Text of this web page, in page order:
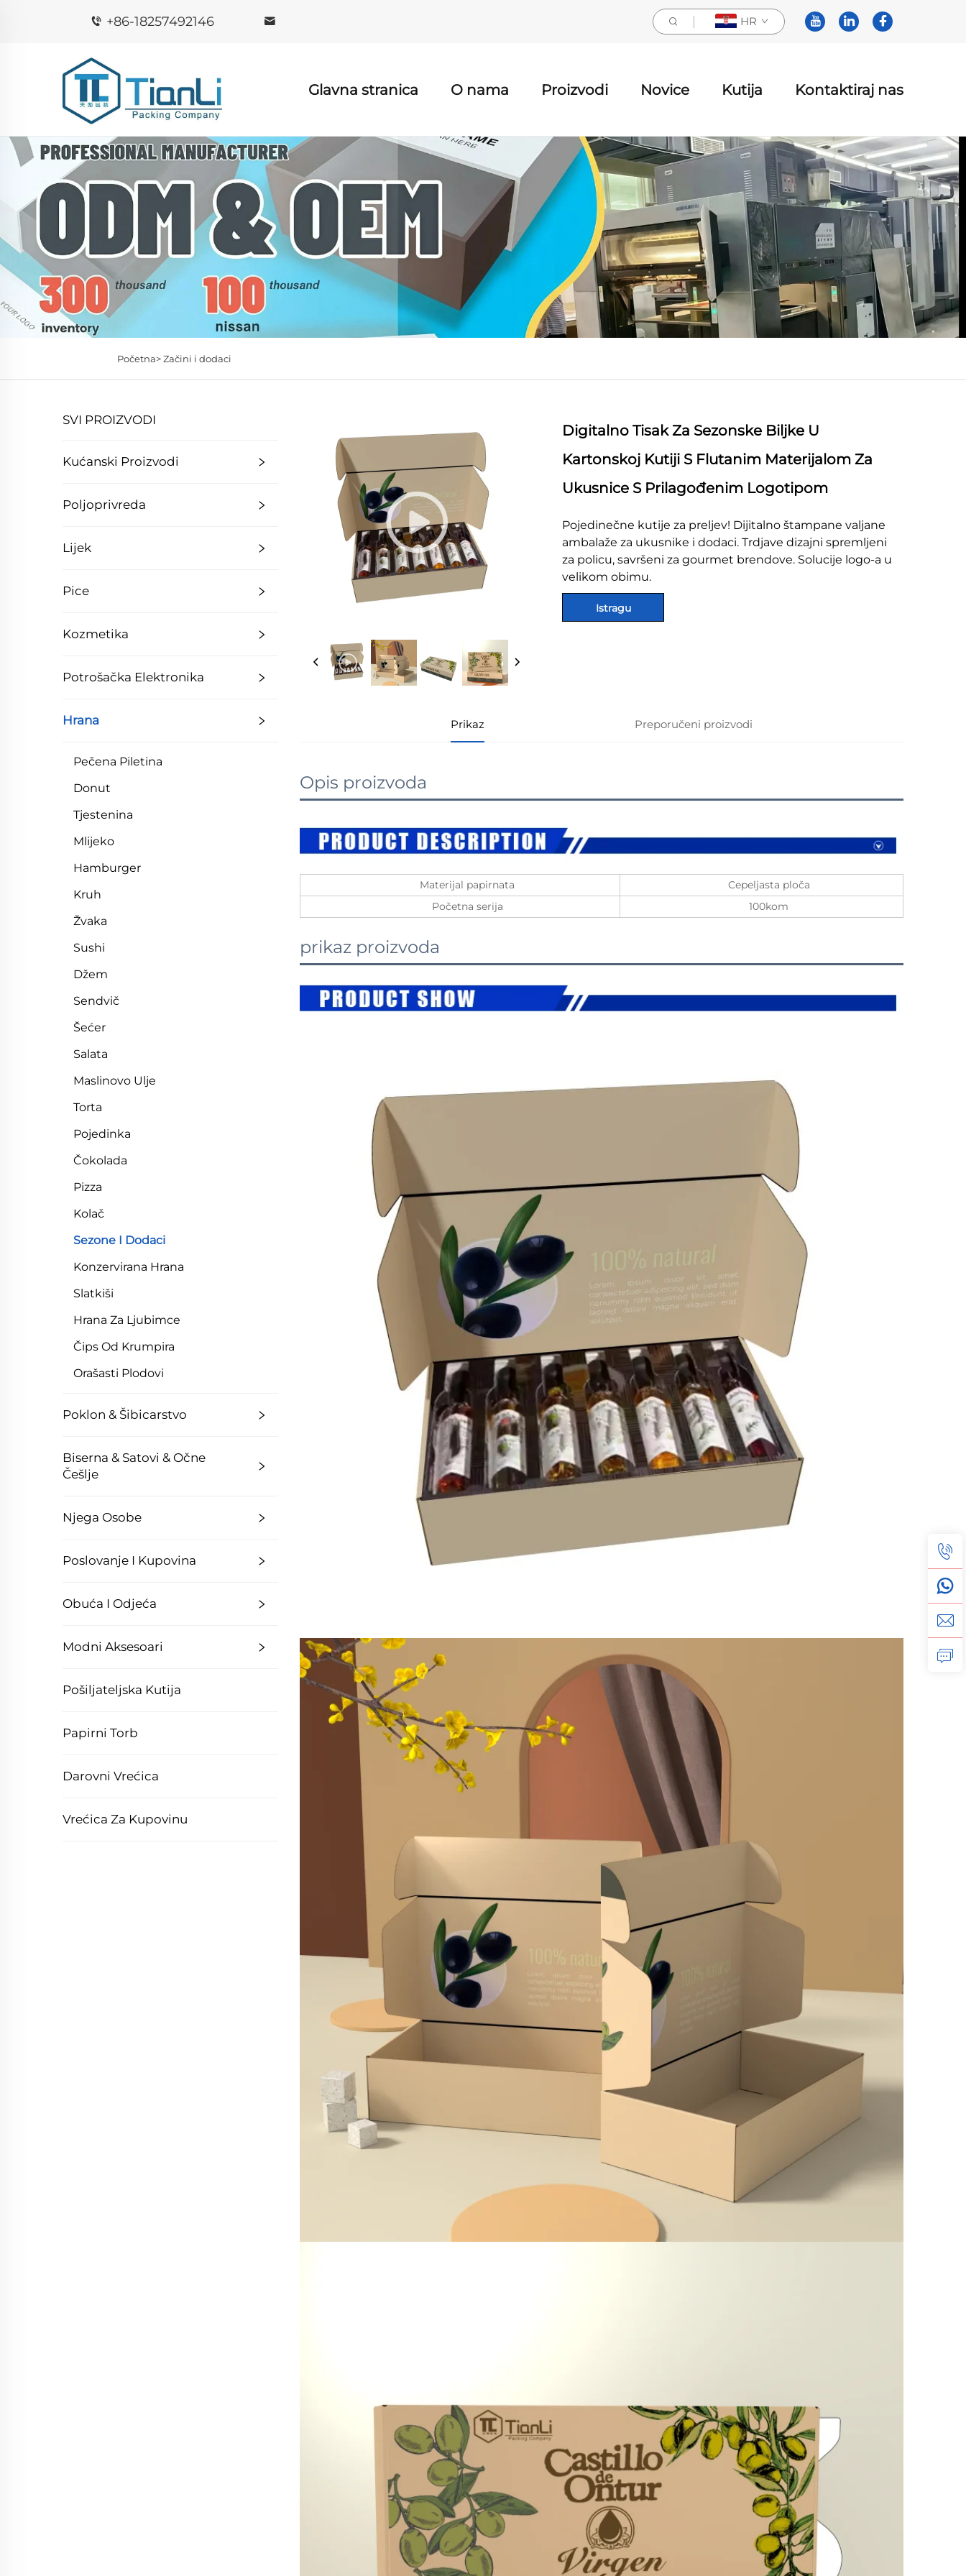
+86-18257492146 HR
Glavna stranica O nama Proizvodi Novice Kutija Kontaktiraj nas
Početna>Začini i dodaci
SVI PROIZVODI
Kućanski Proizvodi
Poljoprivreda
Lijek
Pice
Kozmetika
Potrošačka Elektronika
Hrana
Pečena Piletina
Donut
Tjestenina
Mlijeko
Hamburger
Kruh
Žvaka
Sushi
Džem
Sendvič
Šećer
Salata
Maslinovo Ulje
Torta
Pojedinka
Čokolada
Pizza
Kolač
Sezone I Dodaci
Konzervirana Hrana
Slatkiši
Hrana Za Ljubimce
Čips Od Krumpira
Orašasti Plodovi
Poklon & Šibicarstvo
Biserna & Satovi & Očne
Češlje
Njega Osobe
Poslovanje I Kupovina
Obuća I Odjeća
Modni Aksesoari
Pošiljateljska Kutija
Papirni Torb
Darovni Vrećica
Vrećica Za Kupovinu
Digitalno Tisak Za Sezonske Biljke U
Kartonskoj Kutiji S Flutanim Materijalom Za
Ukusnice S Prilagođenim Logotipom
Pojedinečne kutije za preljev! Dijitalno štampane valjane
ambalaže za ukusnike i dodaci. Trdjave dizajni spremljeni
za policu, savršeni za gourmet brendove. Solucije logo-a u
velikom obimu.
Istragu
Prikaz Preporučeni proizvodi
Opis proizvoda
Materijal papirnata
Cepeljasta ploča
Početna serija
100kom
prikaz proizvoda